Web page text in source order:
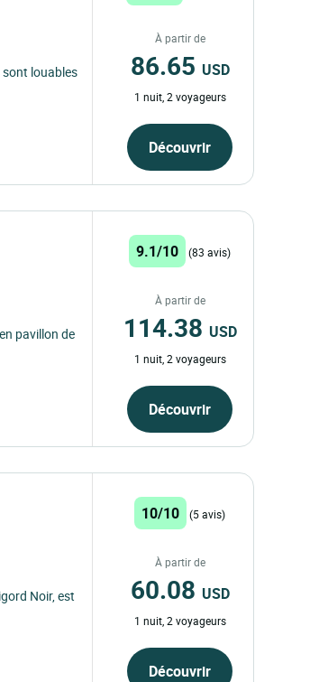
louables
À partir de
86.65 USD
1 nuit, 2 voyageurs
Découvrir
pavillon de
9.1/10 (83 avis)
À partir de
114.38 USD
1 nuit, 2 voyageurs
Découvrir
Noir, est
10/10 (5 avis)
À partir de
60.08 USD
1 nuit, 2 voyageurs
Découvrir